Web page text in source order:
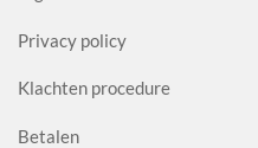
Privacy policy
Klachten procedure
Betalen